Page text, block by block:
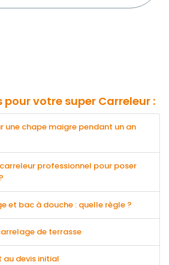
pour votre super Carreleur :
une chape maigre pendant un an
professionnel pour poser
et bac à douche : quelle règle ?
de terrasse
devis initial